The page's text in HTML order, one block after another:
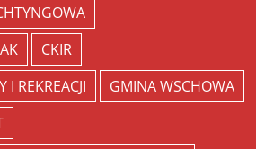
CKIR
I REKREACJI
GMINA WSCHOWA